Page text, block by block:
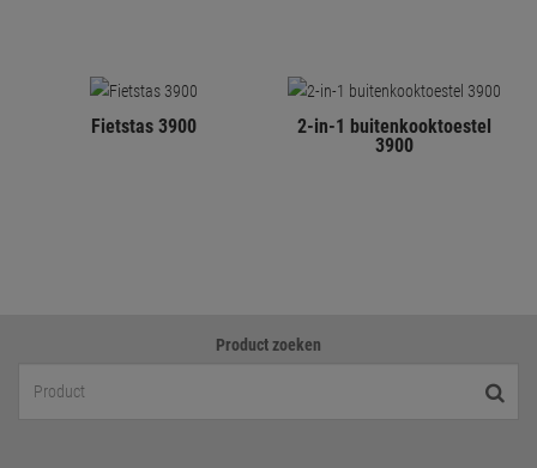
Fietstas 3900
2-in-1 buitenkooktoestel
3900
Product zoeken